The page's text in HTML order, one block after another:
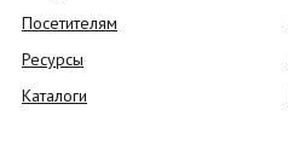
Посетителям
Ресурсы
Каталоги